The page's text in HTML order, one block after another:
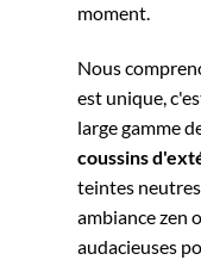
moment.
Nous
est unique,
large gamme
coussins
teintes
ambiance zen
audacieuses